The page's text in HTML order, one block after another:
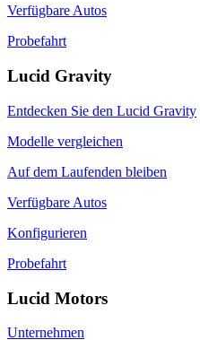
Verfügbare Autos
Probefahrt
Lucid Gravity
Entdecken Sie den Lucid Gravity
Modelle vergleichen
Auf dem Laufenden bleiben
Verfügbare Autos
Konfigurieren
Probefahrt
Lucid Motors
Unternehmen